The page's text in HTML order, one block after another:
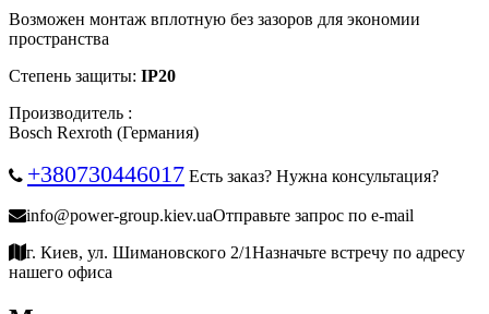
Возможен монтаж вплотную без зазоров для экономии
пространства
Степень защиты: IP20
Производитель :
Bosch Rexroth (Германия)
+380730446017 Есть заказ? Нужна консультация?
info@power-group.kiev.uaОтправьте запрос по e-mail
г. Киев, ул. Шимановского 2/1Назначьте встречу по адресу
нашего офиса